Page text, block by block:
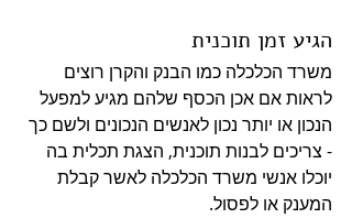
הגיע זמן תוכנית
משרד הכלכלה כמו הבנק והקרן רוצים
לראות אם אכן הכסף שלהם מגיע למפעל
הנכון או יותר נכון לאנשים הנכונים ולשם כך
- צריכים לבנות תוכנית, הצגת תכלית בה
יוכלו אנשי משרד הכלכלה לאשר קבלת
המענק או לפסול.